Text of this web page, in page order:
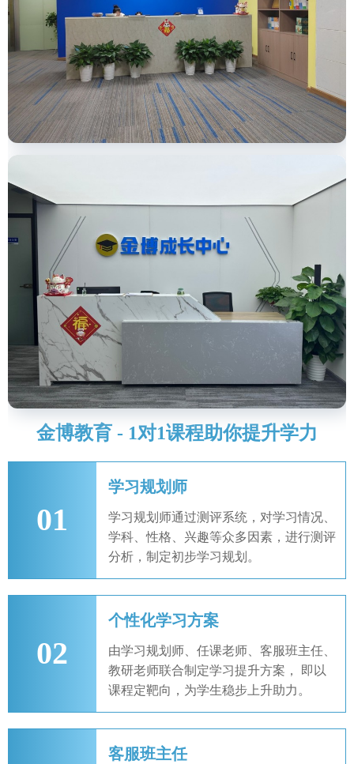
金博教育 - 1对1课程助你提升学力
01
学习规划师
学习规划师通过测评系统，对学习情况、
学科、性格、兴趣等众多因素，进行测评
分析，制定初步学习规划。
02
个性化学习方案
由学习规划师、任课老师、客服班主任、
教研老师联合制定学习提升方案， 即以
课程定靶向，为学生稳步上升助力。
客服班主任